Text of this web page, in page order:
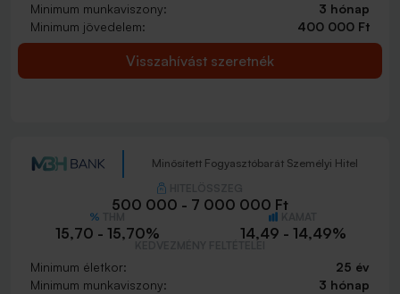
Minimum munkaviszony:
3 hónap
Minimum jövedelem:
400 000 Ft
Visszahívást szeretnék
Minősített Fogyasztóbarát Személyi Hitel
500 000 - 7 000 000 Ft
15,70 - 15,70% 14,49 - 14,49%
Minimum életkor:
25 év
Minimum munkaviszony:
3 hónap